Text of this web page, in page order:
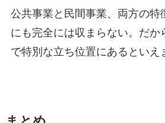
公共事業と民間事業、両方の特
にも完全には収まらない。だか
で特別な立ち位置にあるといえ